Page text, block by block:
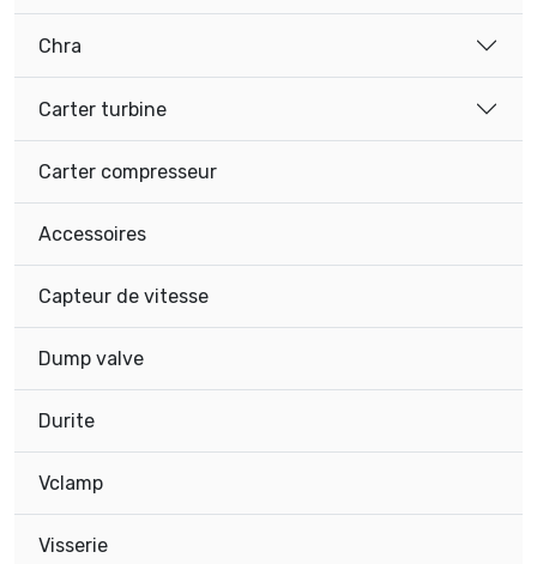
Chra
Carter turbine
Carter compresseur
Accessoires
Capteur de vitesse
Dump valve
Durite
Vclamp
Visserie